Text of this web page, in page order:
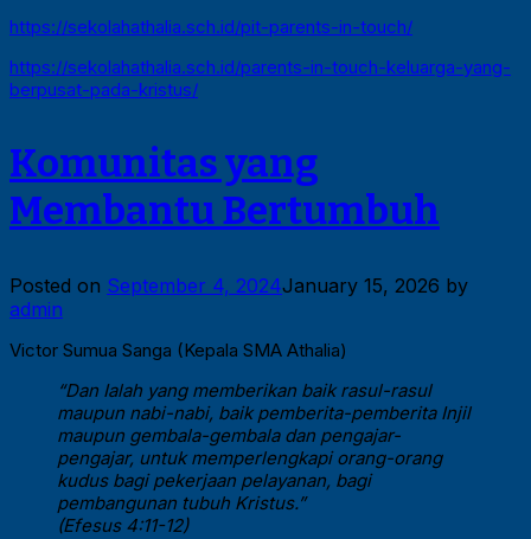
https://sekolahathalia.sch.id/pit-parents-in-touch/
https://sekolahathalia.sch.id/parents-in-touch-keluarga-yang-
berpusat-pada-kristus/
Komunitas yang
Membantu Bertumbuh
Posted on September 4, 2024January 15, 2026 by
admin
Victor Sumua Sanga (Kepala SMA Athalia)
“Dan Ialah yang memberikan baik rasul-rasul
maupun nabi-nabi, baik pemberita-pemberita Injil
maupun gembala-gembala dan pengajar-
pengajar, untuk memperlengkapi orang-orang
kudus bagi pekerjaan pelayanan, bagi
pembangunan tubuh Kristus.”
(Efesus 4:11-12)